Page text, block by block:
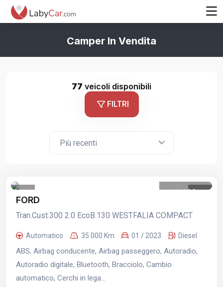
Camper In Vendita
77 veicoli disponibili
FILTRI
Più recenti
1 /30
FORD
Tran.Cust.300 2.0 EcoB.130 WESTFALIA COMPACT
Automatico 35.000 Km 01 / 2023 Diesel
ABS, Airbag conducente, Airbag passeggero, Autoradio,
Autoradio digitale, Bluetooth, Bracciolo, Cambio
automatico, Cerchi in lega...